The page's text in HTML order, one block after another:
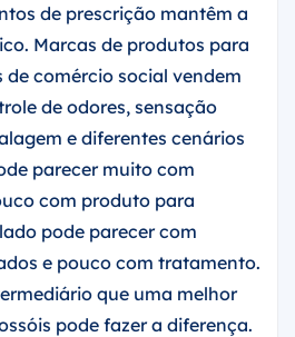
de prescrição mantêm a
Marcas de produtos para
de comércio social vendem
de odores, sensação
e diferentes cenários
parecer muito com
com produto para
pode parecer com
e pouco com tratamento.
que uma melhor
pode fazer a diferença.